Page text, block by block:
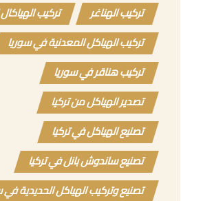
تركيب الهناغر
تركيب
تركيب الهياكل المعدنية في سوريا
تركيب هناقر في سوريا
تصدير الهياكل من تركيا
تصنيع الهياكل في تركيا
تصنيع ساندوش بانل في تركيا
تصنيع وتركيب الهياكل الحديدية في